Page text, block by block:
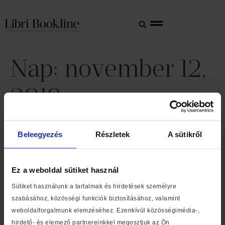
Beleegyezés Részletek A sütikről
Ez a weboldal sütiket használ
Sütiket használunk a tartalmak és hirdetések személyre
szabásához, közösségi funkciók biztosításához, valamint
weboldalforgalmunk elemzéséhez. Ezenkívül közösségimédia-,
hirdető- és elemező partnereinkkel megosztjuk az Ön
Nap: november 12,
2019
A sorok között találunk
magunkra – Elindult a
Bookline előkarácsonyi
kampánya
Idén tavasszal látványosan megújult a Bookline, a sikeres
redesign után pedig az oldal kényelmi funkciói is jelentős